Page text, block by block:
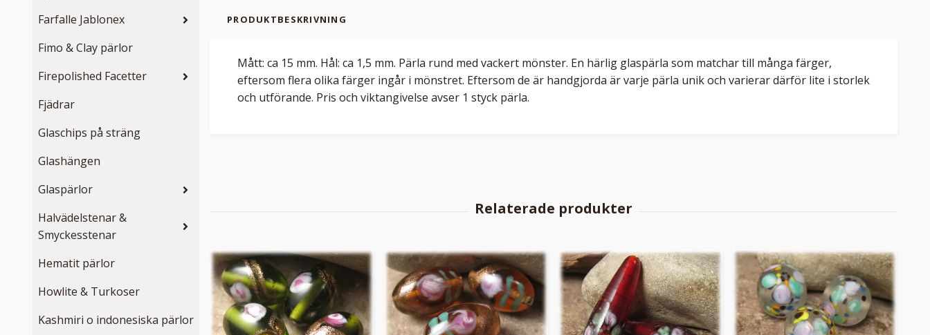
Farfalle Jablonex
Fimo & Clay pärlor
Firepolished Facetter
Fjädrar
Glaschips på sträng
Glashängen
Glaspärlor
Halvädelstenar &
Smyckesstenar
Hematit pärlor
Howlite & Turkoser
Kashmiri o indonesiska pärlor
PRODUKTBESKRIVNING
Mått: ca 15 mm. Hål: ca 1,5 mm. Pärla rund med vackert mönster. En härlig glaspärla som matchar till många färger,
eftersom flera olika färger ingår i mönstret. Eftersom de är handgjorda är varje pärla unik och varierar därför lite i storlek
och utförande. Pris och viktangivelse avser 1 styck pärla.